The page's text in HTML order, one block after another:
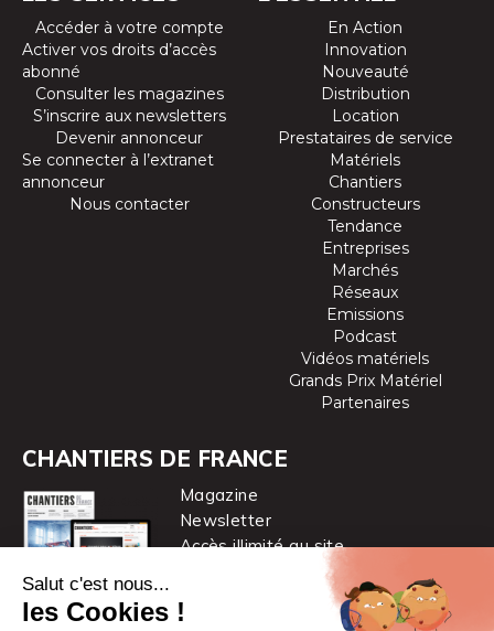
Accéder à votre compte
Activer vos droits d’accès
abonné
Consulter les magazines
S’inscrire aux newsletters
Devenir annonceur
Se connecter à l’extranet
annonceur
Nous contacter
En Action
Innovation
Nouveauté
Distribution
Location
Prestataires de service
Matériels
Chantiers
Constructeurs
Tendance
Entreprises
Marchés
Réseaux
Emissions
Podcast
Vidéos matériels
Grands Prix Matériel
Partenaires
CHANTIERS DE FRANCE
Magazine
Newsletter
Accès illimité au site